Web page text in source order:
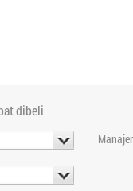
dibeli